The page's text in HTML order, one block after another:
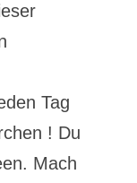
Tag
! Du
Mach